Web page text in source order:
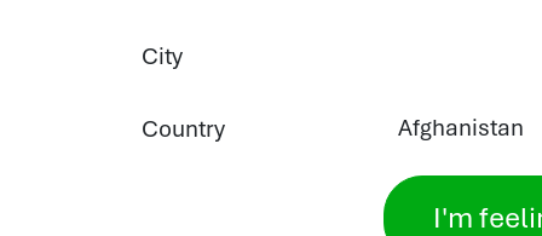
City
Country
I'm